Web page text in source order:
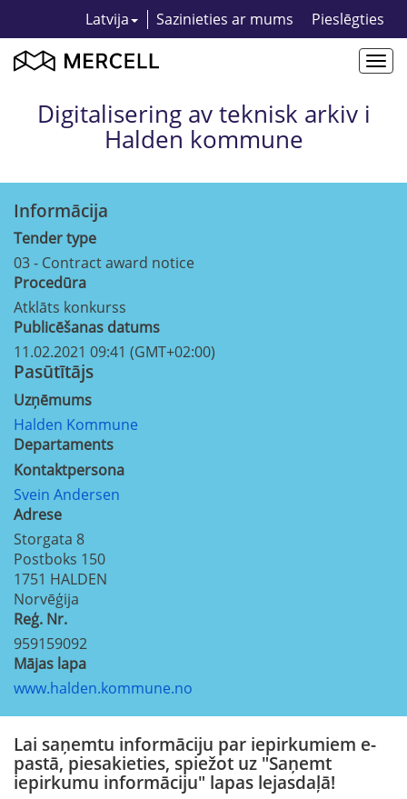
Latvija Sazinieties ar mums Pieslēgties
Digitalisering av teknisk arkiv i
Halden kommune
Informācija
Tender type
03 - Contract award notice
Procedūra
Atklāts konkurss
Publicēšanas datums
11.02.2021 09:41 (GMT+02:00)
Pasūtītājs
Uzņēmums
Halden Kommune
Departaments
Kontaktpersona
Svein Andersen
Adrese
Storgata 8
Postboks 150
1751 HALDEN
Norvēģija
Reģ. Nr.
959159092
Mājas lapa
www.halden.kommune.no
Lai saņemtu informāciju par iepirkumiem e-
pastā, piesakieties, spiežot uz "Saņemt
iepirkumu informāciju" lapas lejasdaļā!